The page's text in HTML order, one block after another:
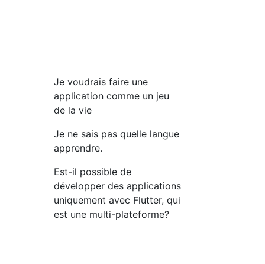
Je voudrais faire une
application comme un jeu
de la vie
Je ne sais pas quelle langue
apprendre.
Est-il possible de
développer des applications
uniquement avec Flutter, qui
est une multi-plateforme?